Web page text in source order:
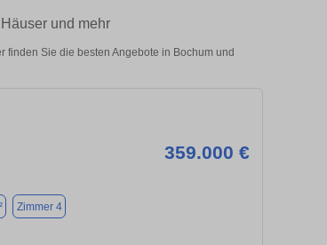
und mehr
Sie die besten Angebote in Bochum und
359.000 €
Zimmer 4